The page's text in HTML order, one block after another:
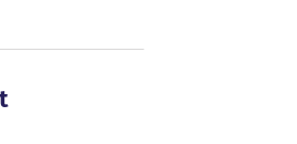
op 29